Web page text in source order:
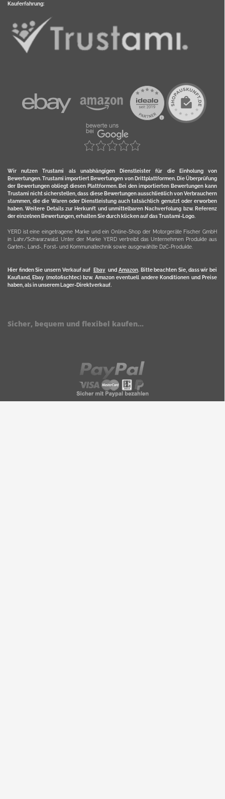
Kauferfahrung:
Wir nutzen Trustami als unabhängigen Dienstleister für die Einholung von
Bewertungen. Trustami importiert Bewertungen von Drittplattformen. Die Überprüfung
der Bewertungen obliegt diesen Plattformen. Bei den importierten Bewertungen kann
Trustami nicht sicherstellen, dass diese Bewertungen ausschließlich von Verbrauchern
stammen, die die Waren oder Dienstleistung auch tatsächlich genutzt oder erworben
haben. Weitere Details zur Herkunft und unmittelbaren Nachverfolung bzw. Referenz
der einzelnen Bewertungen, erhalten Sie durch klicken auf das Trustami-Logo.
YERD ist eine eingetragene Marke und ein Online-Shop der Motorgeräte Fischer GmbH
in Lahr/Schwarzwald. Unter der Marke YERD vertreibt das Unternehmen Produkte aus
Garten-, Land-, Forst- und Kommunaltechnik sowie ausgewählte D2C-Produkte.
Hier finden Sie unsern Verkauf auf Ebayund Amazon. Bitte beachten Sie, dass wir bei
Kaufland, Ebay (motofischtec) bzw. Amazon eventuell andere Konditionen und Preise
haben, als in unserem Lager-Direktverkauf.
Sicher, bequem und flexibel kaufen...